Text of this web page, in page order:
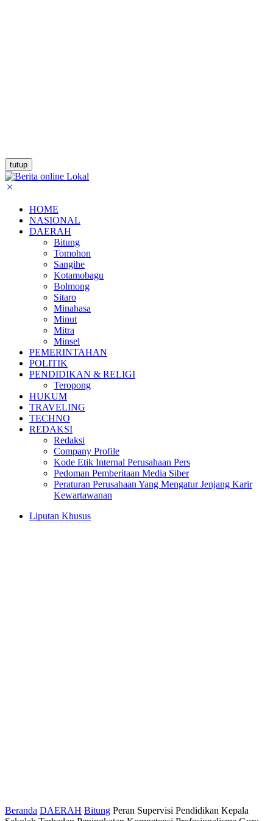
tutup
HOME
NASIONAL
DAERAH
Bitung
Tomohon
Sangihe
Kotamobagu
Bolmong
Sitaro
Minahasa
Minut
Mitra
Minsel
PEMERINTAHAN
POLITIK
PENDIDIKAN & RELIGI
Teropong
HUKUM
TRAVELING
TECHNO
REDAKSI
Redaksi
Company Profile
Kode Etik Internal Perusahaan Pers
Pedoman Pemberitaan Media Siber
Peraturan Perusahaan Yang Mengatur Jenjang Karir
Kewartawanan
Liputan Khusus
Beranda DAERAH Bitung Peran Supervisi Pendidikan Kepala